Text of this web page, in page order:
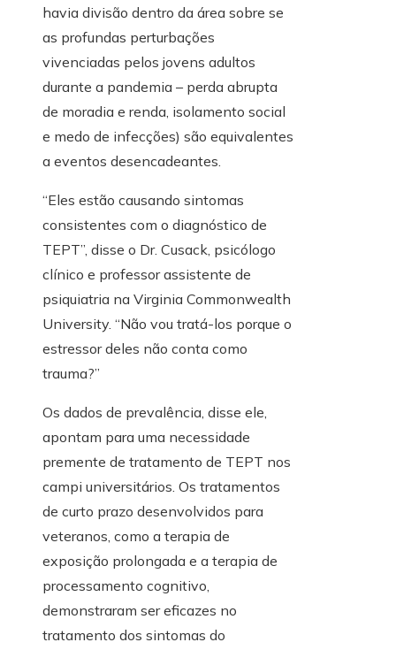
havia divisão dentro da área sobre se
as profundas perturbações
vivenciadas pelos jovens adultos
durante a pandemia – perda abrupta
de moradia e renda, isolamento social
e medo de infecções) são equivalentes
a eventos desencadeantes.
“Eles estão causando sintomas
consistentes com o diagnóstico de
TEPT”, disse o Dr. Cusack, psicólogo
clínico e professor assistente de
psiquiatria na Virginia Commonwealth
University. “Não vou tratá-los porque o
estressor deles não conta como
trauma?”
Os dados de prevalência, disse ele,
apontam para uma necessidade
premente de tratamento de TEPT nos
campi universitários. Os tratamentos
de curto prazo desenvolvidos para
veteranos, como a terapia de
exposição prolongada e a terapia de
processamento cognitivo,
demonstraram ser eficazes no
tratamento dos sintomas do